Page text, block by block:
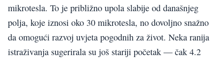
mikrotesla. To je približno upola slabije od današnjeg
polja, koje iznosi oko 30 mikrotesla, no dovoljno snažno
da omogući razvoj uvjeta pogodnih za život. Neka ranija
istraživanja sugerirala su još stariji početak — čak 4.2